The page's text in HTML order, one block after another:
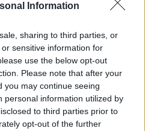
Information
sharing to third parties, or
sensitive information for
use the below opt-out
Please note that after your
you may continue seeing
personal information utilized by
to third parties prior to
opt-out of the further